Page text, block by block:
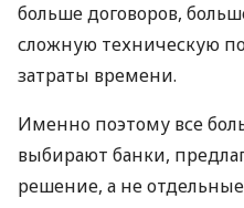
больше договоров,
сложную техническую
затраты времени.
Именно поэтому все
выбирают банки,
решение, а не